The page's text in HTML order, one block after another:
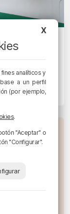
por un
X
analíticos y
a un perfil
(por ejemplo,
.
"Aceptar" o
"Configurar".